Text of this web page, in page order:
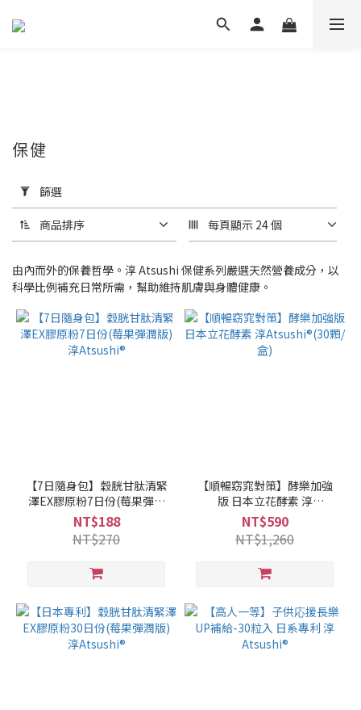
用
篩
選
(0/20)
價格
保健
篩選
商品排序 每頁顯示 24 個
由內而外的保養哲學。淳 Atsushi 保健系列嚴選天然營養成分，以
科學比例補充日常所需，幫助維持肌膚與身體健康。
【7日隨身包】穀胱甘肽清緊
澤EX膠原粉7日份(莓果彈潤
版) 淳Atsushi®
NT$188
NT$270
【順暢窈窕對策】酵樂加強
版 日本立花酵素 淳
Atsushi®(30顆/盒)
NT$590
NT$1,260